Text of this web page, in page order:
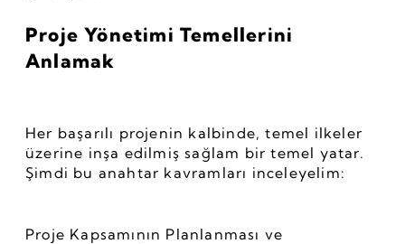
Proje Yönetimi Temellerini
Anlamak
Her başarılı projenin kalbinde, temel ilkeler
üzerine inşa edilmiş sağlam bir temel yatar.
Şimdi bu anahtar kavramları inceleyelim:
Proje Kapsamının Planlanması ve